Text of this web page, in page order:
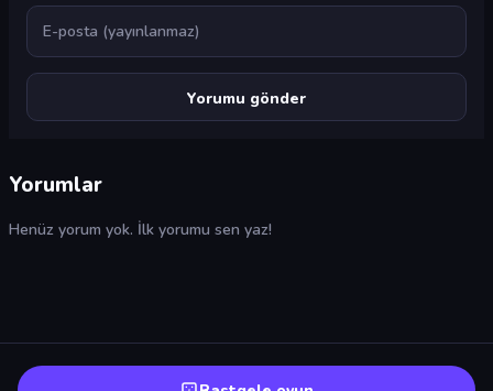
E-posta
Yorumlar
Henüz yorum yok. İlk yorumu sen yaz!